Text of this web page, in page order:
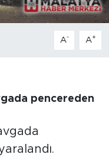
A- A+
pencereden